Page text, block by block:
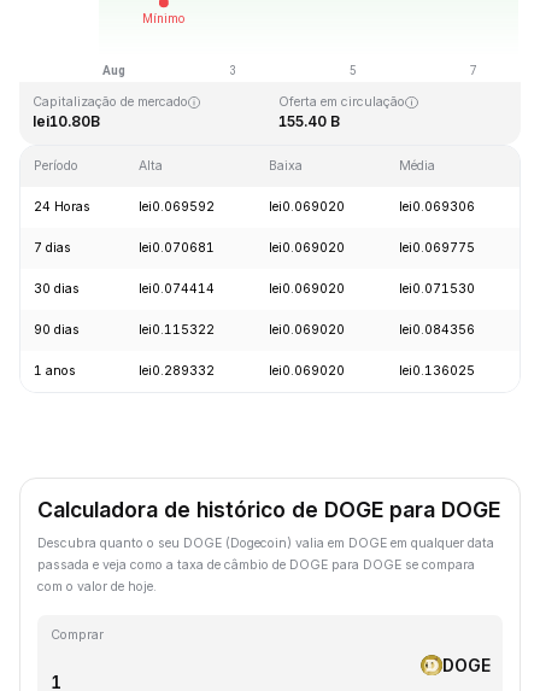
Última atualização: 2026-08-07, 18:00 GMT+0
lei0.731578 lei0.000087
Capitalização de mercado
lei10.80B
Oferta em circulação
155.40 B
Período Alta Baixa Média
24 Horas lei0.069592 lei0.069020 lei0.069306
7 dias lei0.070681 lei0.069020 lei0.069775
30 dias lei0.074414 lei0.069020 lei0.071530
90 dias lei0.115322 lei0.069020 lei0.084356
1 anos lei0.289332 lei0.069020 lei0.136025
Calculadora de histórico de DOGE para DOGE
Descubra quanto o seu DOGE (Dogecoin) valia em DOGE em qualquer data
passada e veja como a taxa de câmbio de DOGE para DOGE se compara
com o valor de hoje.
Comprar
DOGE